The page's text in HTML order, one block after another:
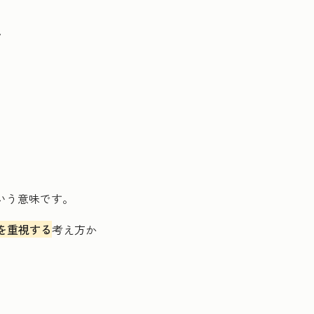
意味です。
重視する考え方か